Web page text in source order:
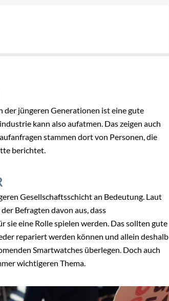
der jüngeren Generationen ist eine gute
kann also aufatmen. Das zeigen auch
stammen dort von Personen, die
berichtet.
Gesellschaftsschicht an Bedeutung. Laut
Befragten davon aus, dass
eine Rolle spielen werden. Das sollten gute
repariert werden können und allein deshalb
Smartwatches überlegen. Doch auch
wichtigeren Thema.